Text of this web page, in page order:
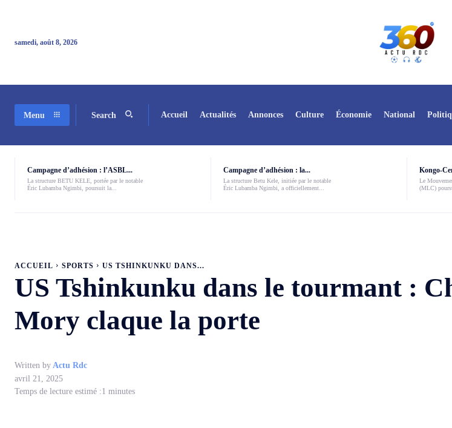
samedi, août 8, 2026
Menu Search Accueil Actualités Annonces Culture Économie National
Campagne d’adhésion : l’ASBL...
La structure BETU KELE, portée par le notable
Éric Lubamba Ngimbi, poursuit la...
Campagne d’adhésion : la...
La structure Betu Kele, initiée par le notable
Éric Lubamba Ngimbi, a officiellement...
Kongo-
Le
(MLC)
ACCUEIL SPORTS US TSHINKUNKU DANS...
US Tshinkunku dans le tourmant :
Mory claque la porte
Written by Actu Rdc
avril 21, 2025
Temps de lecture estimé :1 minutes